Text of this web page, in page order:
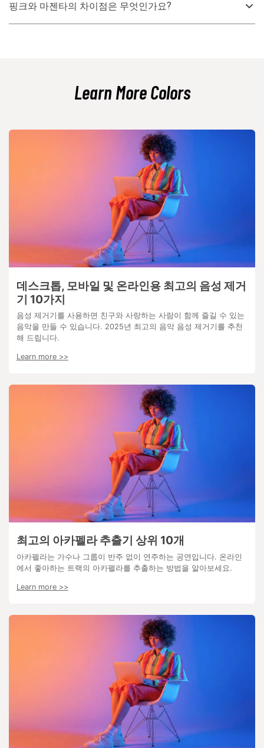
는 더 깊은 핑크를 사용하세요. 주변 톤과 조명이 따뜻하게, 차갑게, 부드
핑크와 마젠타의 차이점은 무엇인가요?
Learn More Colors
데스크톱, 모바일 및 온라인용 최고의 음성 제거
기 10가지
음성 제거기를 사용하면 친구와 사랑하는 사람이 함께 즐길 수 있는
음악을 만들 수 있습니다. 2025년 최고의 음악 음성 제거기를 추천
해 드립니다.
Learn more >>
최고의 아카펠라 추출기 상위 10개
아카펠라는 가수나 그룹이 반주 없이 연주하는 공연입니다. 온라인
에서 좋아하는 트랙의 아카펠라를 추출하는 방법을 알아보세요.
Learn more >>